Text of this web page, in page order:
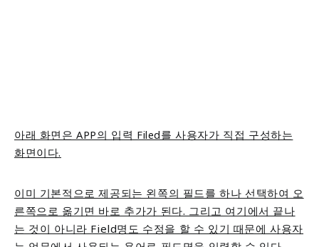
아래 화면은 APP의 입력 Filed를 사용자가 직접 구성하는
화면이다.
이미 기본적으로 제공되는 왼쪽의 필드를 하나 선택하여 오
른쪽으로 옮기면 바로 추가가 된다. 그리고 여기에서 끝나
는 것이 아니라 Field명도 수정을 할 수 있기 때문에 사용자